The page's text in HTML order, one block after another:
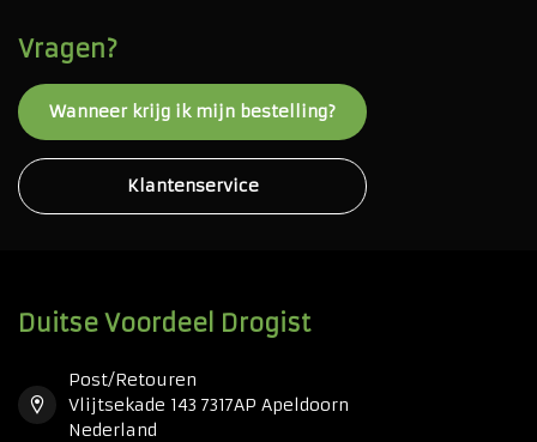
Vragen?
Wanneer krijg ik mijn bestelling?
Klantenservice
Duitse Voordeel Drogist
Post/Retouren
Vlijtsekade 143 7317AP Apeldoorn
Nederland